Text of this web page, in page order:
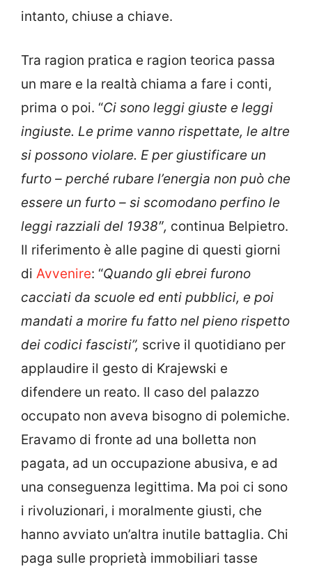
intanto, chiuse a chiave.
Tra ragion pratica e ragion teorica passa
un mare e la realtà chiama a fare i conti,
prima o poi. “Ci sono leggi giuste e leggi
ingiuste. Le prime vanno rispettate, le altre
si possono violare. E per giustificare un
furto – perché rubare l’energia non può che
essere un furto – si scomodano perfino le
leggi razziali del 1938″, continua Belpietro.
Il riferimento è alle pagine di questi giorni
di Avvenire: “Quando gli ebrei furono
cacciati da scuole ed enti pubblici, e poi
mandati a morire fu fatto nel pieno rispetto
dei codici fascisti”, scrive il quotidiano per
applaudire il gesto di Krajewski e
difendere un reato. Il caso del palazzo
occupato non aveva bisogno di polemiche.
Eravamo di fronte ad una bolletta non
pagata, ad un occupazione abusiva, e ad
una conseguenza legittima. Ma poi ci sono
i rivoluzionari, i moralmente giusti, che
hanno avviato un’altra inutile battaglia. Chi
paga sulle proprietà immobiliari tasse